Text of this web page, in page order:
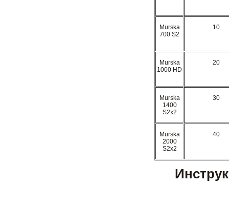
Murska
700 S2
10
Murska
1000 HD
20
Murska
1400
S2x2
30
Murska
2000
S2x2
40